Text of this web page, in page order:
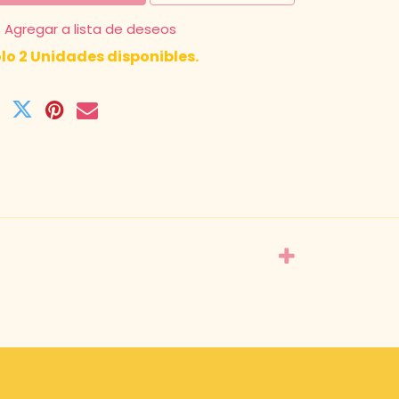
Agregar a lista de deseos
2 Unidades disponibles.